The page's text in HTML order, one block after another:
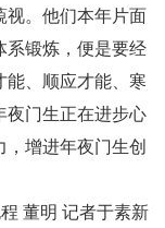
视。他们本年片面
系锻炼，便是要经
能、顺应才能、寒
夜门生正在进步心
增进年夜门生创
董明 记者于素新